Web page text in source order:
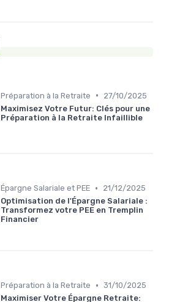
Préparation à la Retraite •
27/10/2025
Maximisez Votre Futur: Clés pour une
Préparation à la Retraite Infaillible
Épargne Salariale et PEE •
21/12/2025
Optimisation de l'Épargne Salariale :
Transformez votre PEE en Tremplin
Financier
Préparation à la Retraite • 31/10/2025
Maximiser Votre Épargne Retraite: